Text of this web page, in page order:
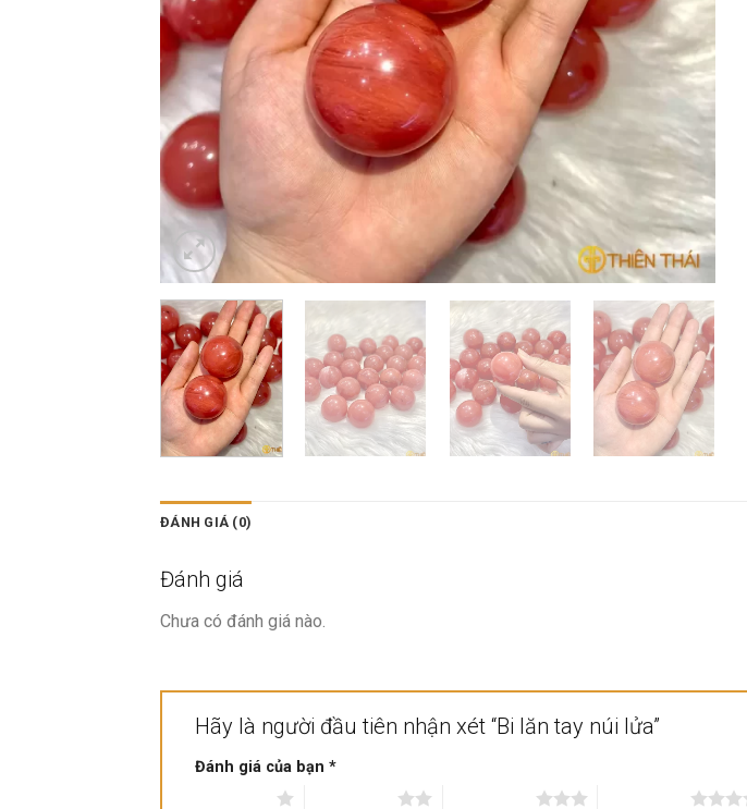
ĐÁNH GIÁ (0)
Đánh giá
Chưa có đánh giá nào.
Hãy là người đầu tiên nhận xét “Bi lăn tay núi lửa”
Đánh giá của bạn *